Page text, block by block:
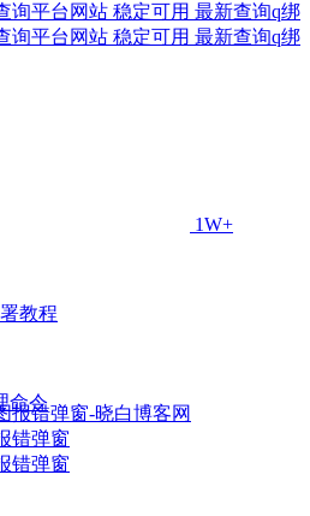
询平台网站 稳定可用 最新查询q绑
询平台网站 稳定可用 最新查询q绑
1W+
教程
命令
错弹窗
错弹窗